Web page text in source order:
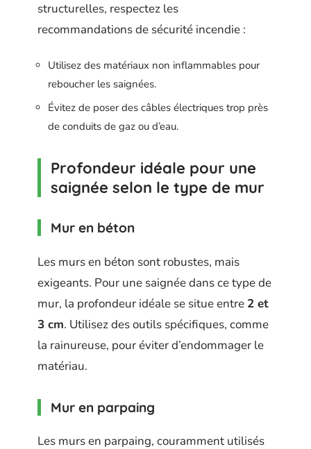
structurelles, respectez les
recommandations de sécurité incendie :
Utilisez des matériaux non inflammables pour
reboucher les saignées.
Évitez de poser des câbles électriques trop près
de conduits de gaz ou d’eau.
Profondeur idéale pour une
saignée selon le type de mur
Mur en béton
Les murs en béton sont robustes, mais
exigeants. Pour une saignée dans ce type de
mur, la profondeur idéale se situe entre 2 et
3 cm. Utilisez des outils spécifiques, comme
la rainureuse, pour éviter d’endommager le
matériau.
Mur en parpaing
Les murs en parpaing, couramment utilisés